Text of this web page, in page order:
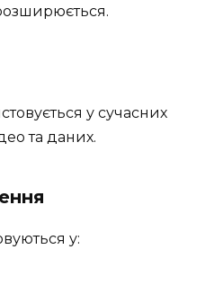
у сучасних
та даних.
у: